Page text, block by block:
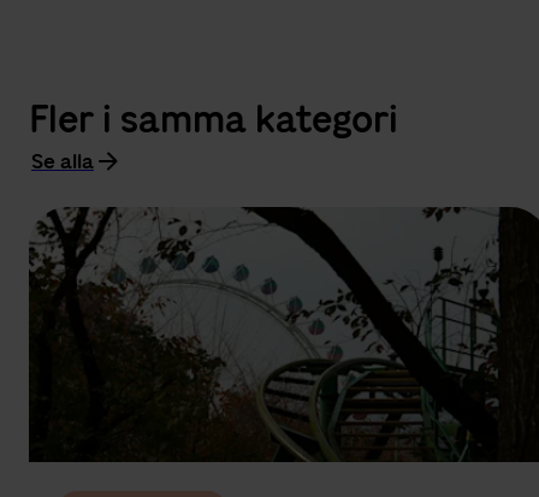
Fler i samma kategori
Se alla